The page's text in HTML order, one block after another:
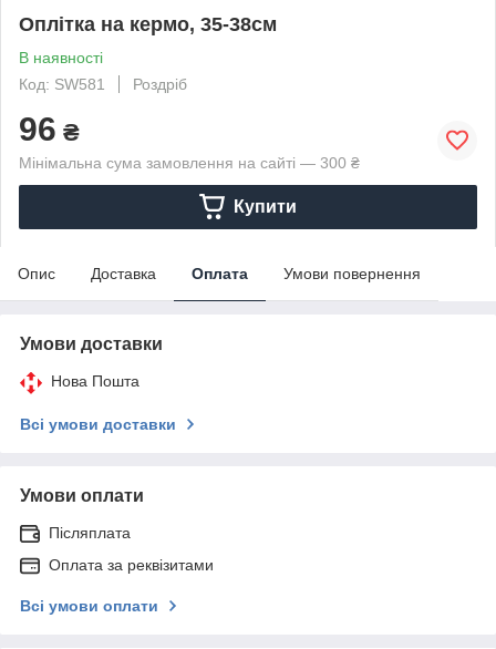
Оплітка на кермо, 35-38см
В наявності
Код: SW581
Роздріб
96 ₴
Мінімальна сума замовлення на сайті — 300 ₴
Купити
Опис Доставка Оплата Умови повернення
Умови доставки
Нова Пошта
Всі умови доставки
Умови оплати
Післяплата
Оплата за реквізитами
Всі умови оплати